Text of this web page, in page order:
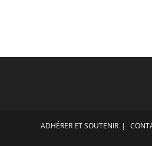
ADHÉRER ET SOUTENIR